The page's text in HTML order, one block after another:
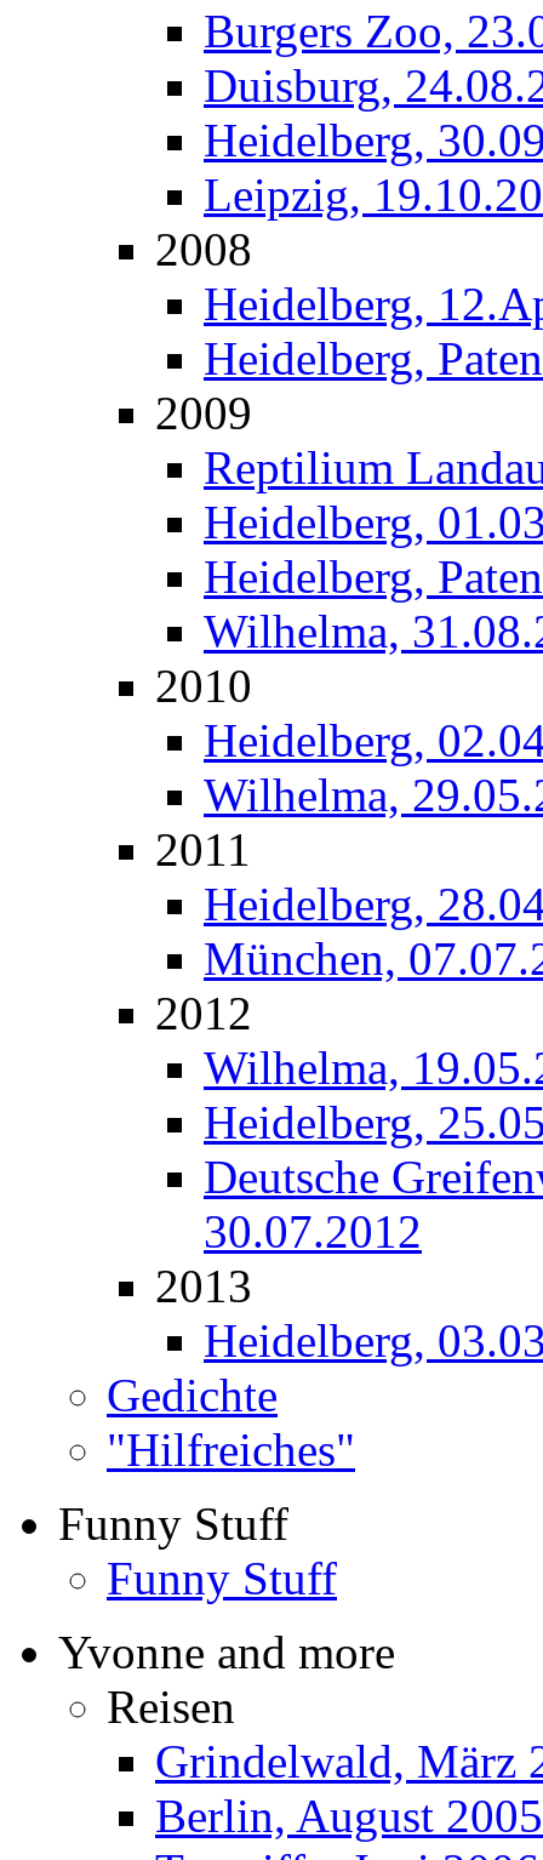
Burgers Zoo,
Duisburg,
Heidelberg,
Leipzig,
2008
Heidelberg,
Heidelberg,
2009
Reptilium
Heidelberg,
Heidelberg,
Wilhelma,
2010
Heidelberg,
Wilhelma,
2011
Heidelberg,
München,
2012
Wilhelma,
Heidelberg,
Deutsche
30.07.2012
2013
Heidelberg,
Gedichte
"Hilfreiches"
Funny Stuff
Funny Stuff
Yvonne and more
Reisen
Grindelwald, März
Berlin, August 2005